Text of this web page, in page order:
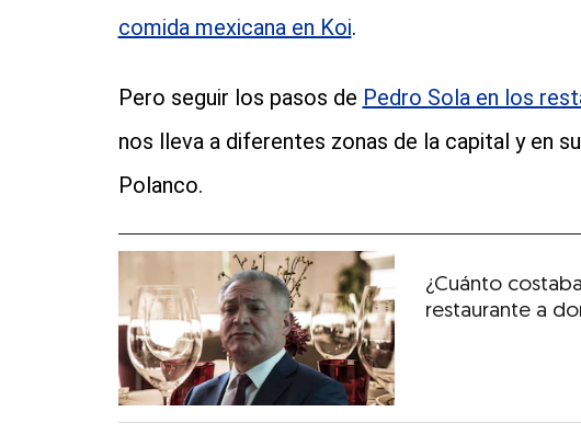
comida mexicana en Koi.
Pero seguir los pasos de Pedro Sola en los
nos lleva a diferentes zonas de la capital y en
Polanco.
¿Cuánto
restaurante a